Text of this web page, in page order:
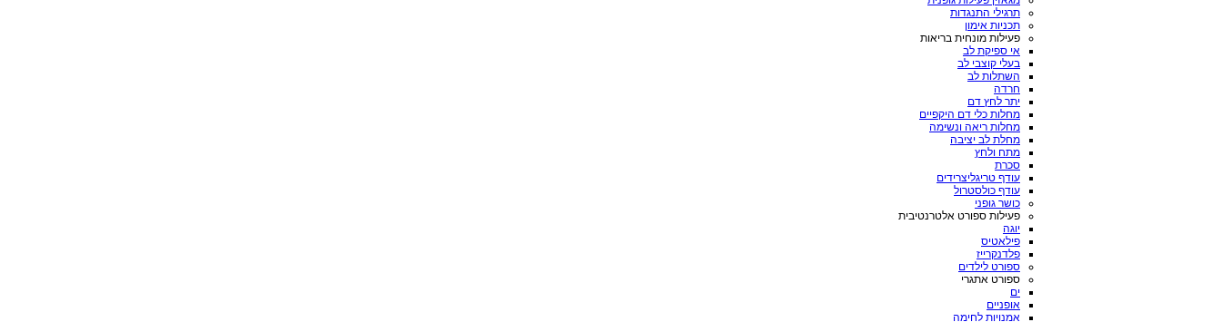
תרגילי התנגדות
תכניות אימון
פעילות מונחית בריאות
אי ספיקת לב
בעלי קוצבי לב
השתלות לב
חרדה
יתר לחץ דם
מחלות כלי דם היקפיים
מחלות ריאה ונשימה
מחלת לב יציבה
מתח ולחץ
סכרת
עודף טריגליצרידים
עודף כולסטרול
כושר גופני
פעילות ספורט אלטרנטיבית
יוגה
פילאטיס
פלדנקרייז
ספורט לילדים
ספורט אתגרי
ים
אופניים
אמנויות לחימה